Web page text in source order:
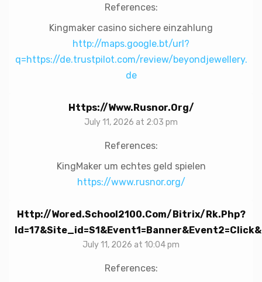
References:
Kingmaker casino sichere einzahlung
http://maps.google.bt/url?
q=https://de.trustpilot.com/review/beyondjewellery.
de
Https://www.rusnor.org/
July 11, 2026 at 2:03 pm
References:
KingMaker um echtes geld spielen
https://www.rusnor.org/
Http://wored.school2100.com/bitrix/rk.php?
July 11, 2026 at 10:04 pm
References: